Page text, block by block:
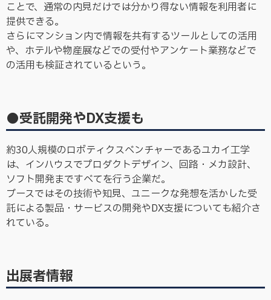
ことで、通常の内見だけでは分かり得ない情報を利用者に
提供できる。
さらにマンション内で情報を共有するツールとしての活用
や、ホテルや物産展などでの受付やアンケート業務などで
の活用も検証されているという。
●受託開発やDX支援も
約30人規模のロボティクスベンチャーであるユカイ工学
は、インハウスでプロダクトデザイン、回路・メカ設計、
ソフト開発まですべてを行う企業だ。
ブースではその技術や知見、ユニークな発想を活かした受
託による製品・サービスの開発やDX支援についても紹介さ
れている。
出展者情報